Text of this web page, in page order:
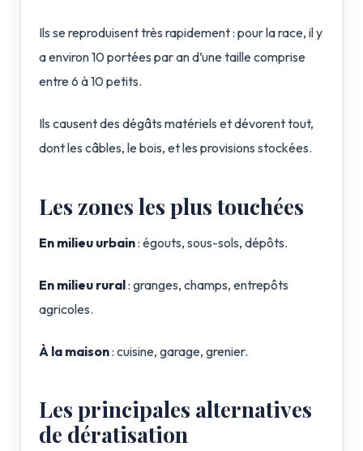
Ils se reproduisent très rapidement : pour la race, il y
a environ 10 portées par an d’une taille comprise
entre 6 à 10 petits.
Ils causent des dégâts matériels et dévorent tout,
dont les câbles, le bois, et les provisions stockées.
Les zones les plus touchées
En milieu urbain: égouts, sous-sols, dépôts.
En milieu rural: granges, champs, entrepôts
agricoles.
À la maison: cuisine, garage, grenier.
Les principales alternatives
de dératisation